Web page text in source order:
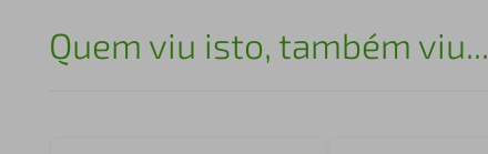
Quem viu isto, também viu...